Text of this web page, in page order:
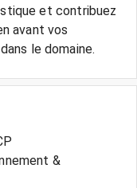
et contribuez
avant vos
&